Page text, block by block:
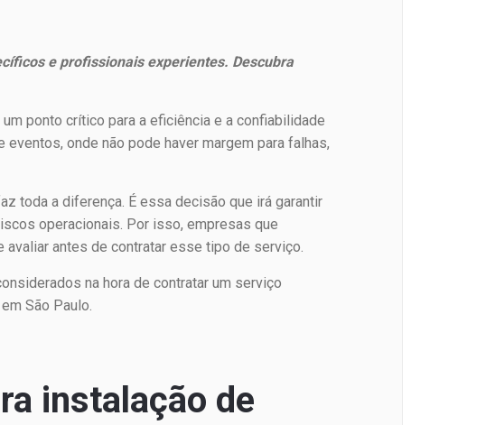
e profissionais experientes. Descubra
ponto crítico para a eficiência e a confiabilidade
onde não pode haver margem para falhas,
toda a diferença. É essa decisão que irá garantir
operacionais. Por isso, empresas que
antes de contratar esse tipo de serviço.
na hora de contratar um serviço
São Paulo.
instalação de